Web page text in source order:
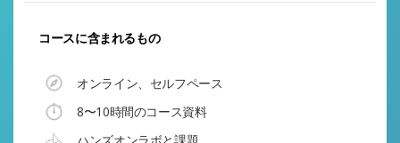
コースに含まれるもの
オンライン、セルフペース
8〜10時間のコース資料